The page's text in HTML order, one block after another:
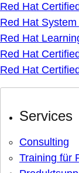
Red Hat
Red Hat
Red Hat
Red Hat
Red Hat
Services
Consulting
Training für